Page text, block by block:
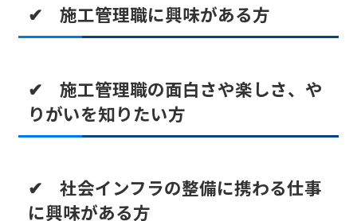
✔ 施工管理職に興味がある方
✔ 施工管理職の面白さや楽しさ、や
りがいを知りたい方
✔ 社会インフラの整備に携わる仕事
に興味がある方